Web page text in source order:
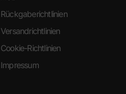
Rückgaberichtlinien
Versandrichtlinien
Cookie-Richtlinien
Impressum